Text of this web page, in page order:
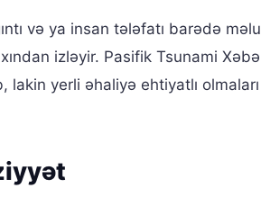
və ya insan tələfatı barədə
izləyir. Pasifik Tsunami
yerli əhaliyə ehtiyatlı